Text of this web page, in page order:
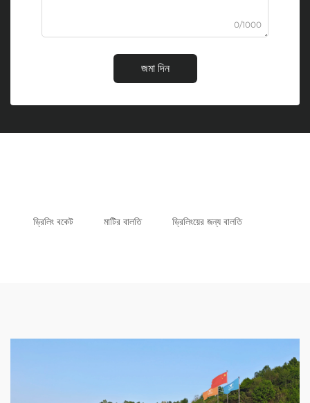
0/1000
জমা দিন
ড্রিলিং বকেট মাটির বালতি ড্রিলিংয়ের জন্য বালতি